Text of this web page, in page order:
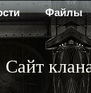
Файлы
Сайт